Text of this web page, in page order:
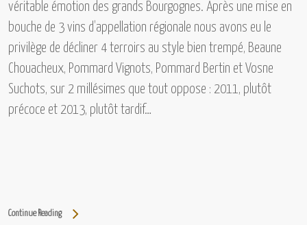
véritable émotion des grands Bourgognes. Après une mise en
bouche de 3 vins d’appellation régionale nous avons eu le
privilège de décliner 4 terroirs au style bien trempé, Beaune
Chouacheux, Pommard Vignots, Pommard Bertin et Vosne
Suchots, sur 2 millésimes que tout oppose : 2011, plutôt
précoce et 2013, plutôt tardif…
Continue Reading